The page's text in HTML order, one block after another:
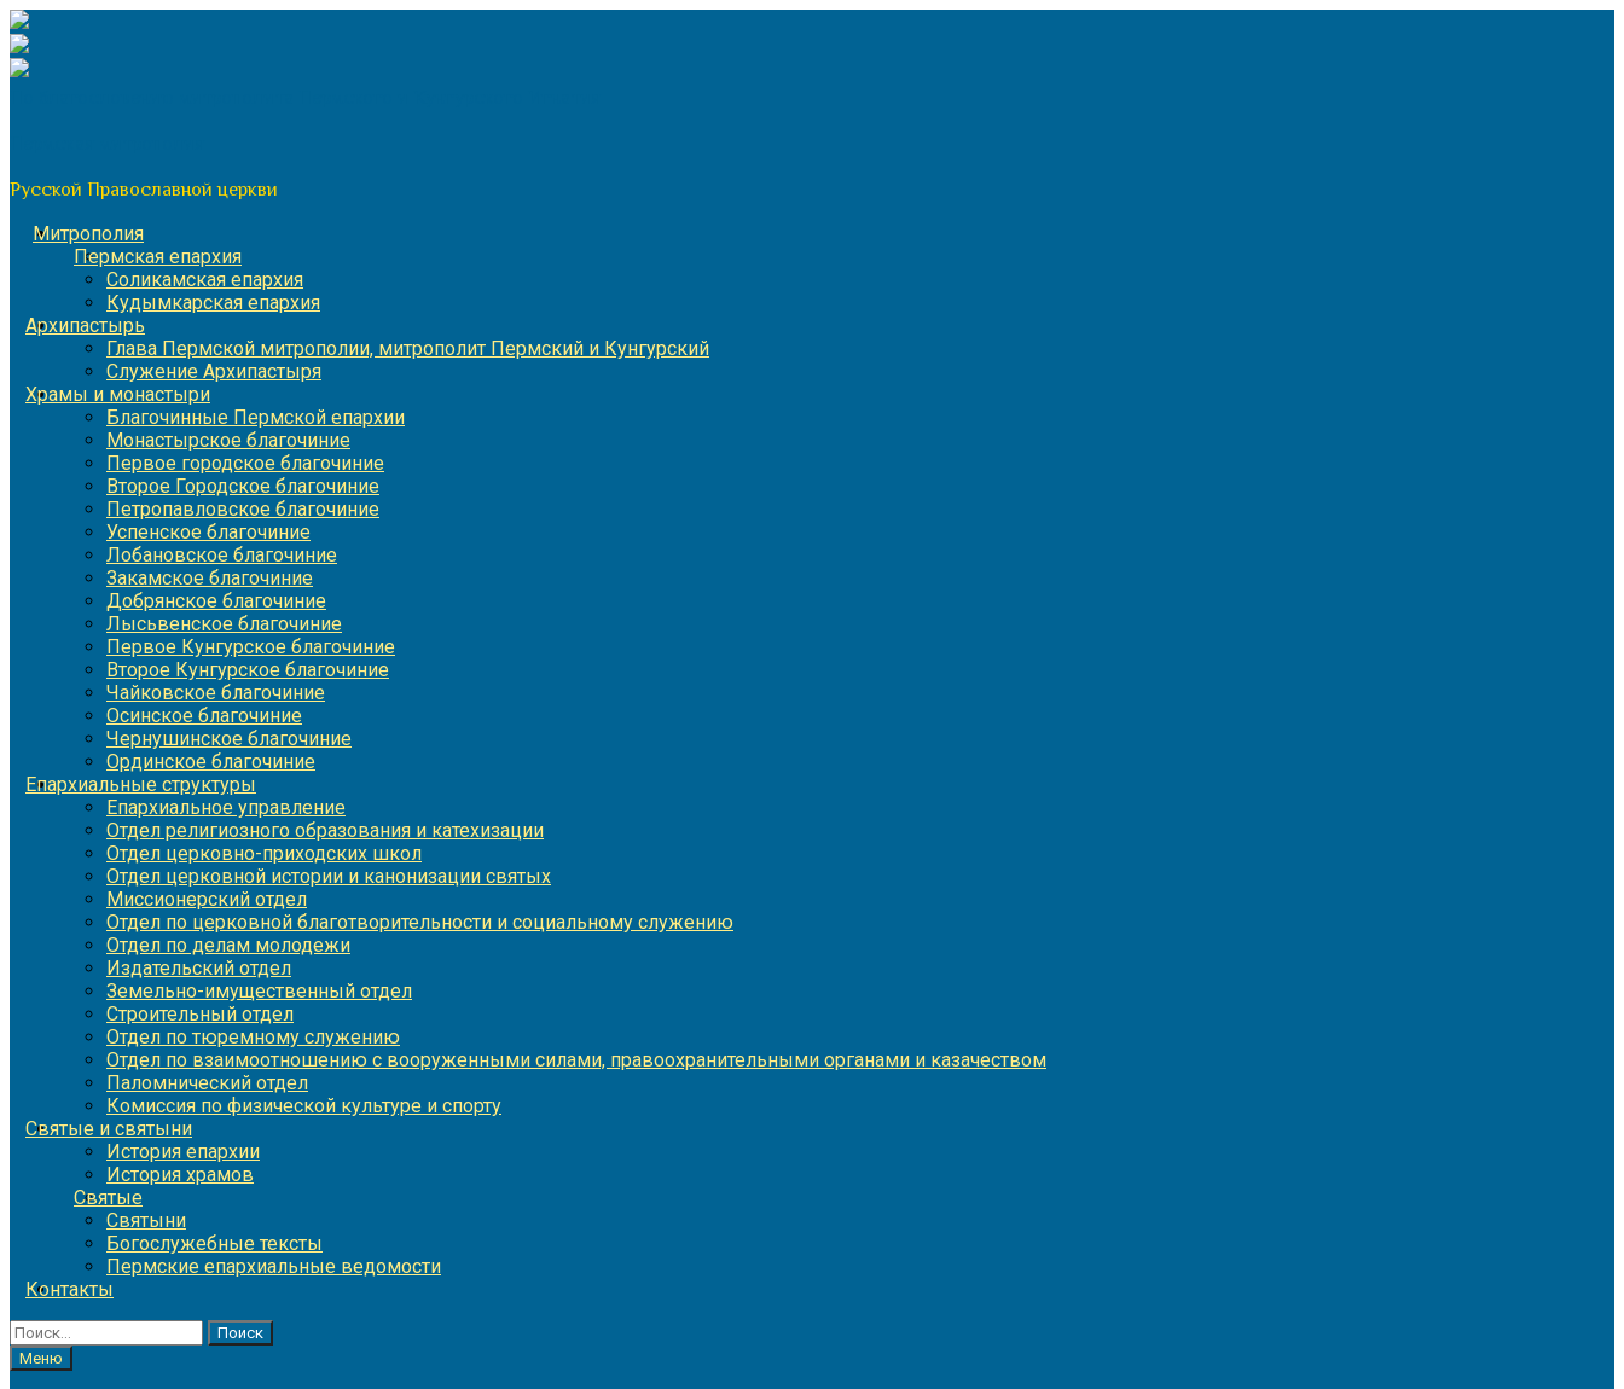
Перейти
к
содержимому
Русской Православной церкви
Митрополия
Пермская епархия
Соликамская епархия
Кудымкарская епархия
Архипастырь
Глава Пермской митрополии, митрополит Пермский и Кунгурский
Служение Архипастыря
Храмы и монастыри
Благочинные Пермской епархии
Монастырское благочиние
Первое городское благочиние
Второе Городское благочиние
Петропавловское благочиние
Успенское благочиние
Лобановское благочиние
Закамское благочиние
Добрянское благочиние
Лысьвенское благочиние
Первое Кунгурское благочиние
Второе Кунгурское благочиние
Чайковское благочиние
Осинское благочиние
Чернушинское благочиние
Ординское благочиние
Епархиальные структуры
Епархиальное управление
Отдел религиозного образования и катехизации
Отдел церковно-приходских школ
Отдел церковной истории и канонизации святых
Миссионерский отдел
Отдел по церковной благотворительности и социальному служению
Отдел по делам молодежи
Издательский отдел
Земельно-имущественный отдел
Строительный отдел
Отдел по тюремному служению
Отдел по взаимоотношению с вооруженными силами, правоохранительными органами и казачеством
Паломнический отдел
Комиссия по физической культуре и спорту
Святые и святыни
История епархии
История храмов
Святые
Святыни
Богослужебные тексты
Пермские епархиальные ведомости
Контакты
Найти:
Меню